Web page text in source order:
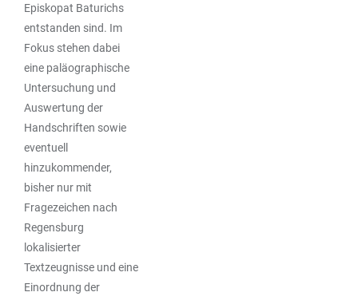
Episkopat Baturichs
entstanden sind. Im
Fokus stehen dabei
eine paläographische
Untersuchung und
Auswertung der
Handschriften sowie
eventuell
hinzukommender,
bisher nur mit
Fragezeichen nach
Regensburg
lokalisierter
Textzeugnisse und eine
Einordnung der